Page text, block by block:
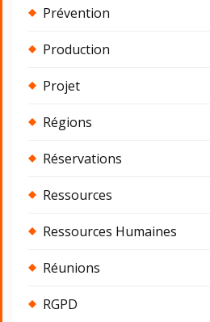
Prévention
Production
Projet
Régions
Réservations
Ressources
Ressources Humaines
Réunions
RGPD